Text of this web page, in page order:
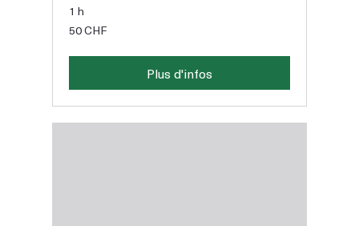
1 h
francs
50 CHF
Plus d'infos